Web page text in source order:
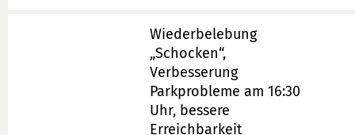
Wiederbelebung
„Schocken“,
Verbesserung
Parkprobleme am 16:30
Uhr, bessere
Erreichbarkeit